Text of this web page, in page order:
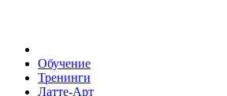
Обучение
Тренинги
Латте-Арт